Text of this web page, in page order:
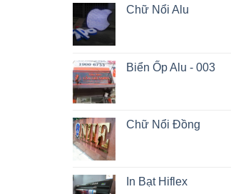
Chữ Nổi Alu
Biển Ốp Alu - 003
Chữ Nổi Đồng
In Bạt Hiflex